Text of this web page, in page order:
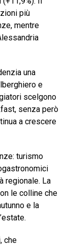
più
mentre
una
e
scelgono
senza però
a crescere
turismo
regionale. La
le colline che
e la
che